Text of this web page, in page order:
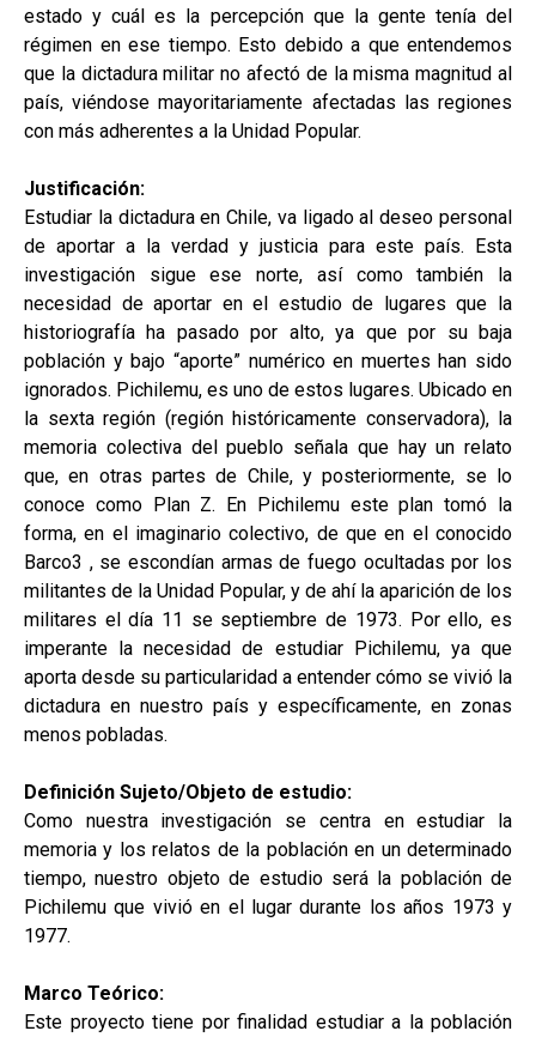
estado y cuál es la percepción que la gente tenía del
régimen en ese tiempo. Esto debido a que entendemos
que la dictadura militar no afectó de la misma magnitud al
país, viéndose mayoritariamente afectadas las regiones
con más adherentes a la Unidad Popular.
Justificación:
Estudiar la dictadura en Chile, va ligado al deseo personal
de aportar a la verdad y justicia para este país. Esta
investigación sigue ese norte, así como también la
necesidad de aportar en el estudio de lugares que la
historiografía ha pasado por alto, ya que por su baja
población y bajo “aporte” numérico en muertes han sido
ignorados. Pichilemu, es uno de estos lugares. Ubicado en
la sexta región (región históricamente conservadora), la
memoria colectiva del pueblo señala que hay un relato
que, en otras partes de Chile, y posteriormente, se lo
conoce como Plan Z. En Pichilemu este plan tomó la
forma, en el imaginario colectivo, de que en el conocido
Barco3 , se escondían armas de fuego ocultadas por los
militantes de la Unidad Popular, y de ahí la aparición de los
militares el día 11 se septiembre de 1973. Por ello, es
imperante la necesidad de estudiar Pichilemu, ya que
aporta desde su particularidad a entender cómo se vivió la
dictadura en nuestro país y específicamente, en zonas
menos pobladas.
Definición Sujeto/Objeto de estudio:
Como nuestra investigación se centra en estudiar la
memoria y los relatos de la población en un determinado
tiempo, nuestro objeto de estudio será la población de
Pichilemu que vivió en el lugar durante los años 1973 y
1977.
Marco Teórico:
Este proyecto tiene por finalidad estudiar a la población